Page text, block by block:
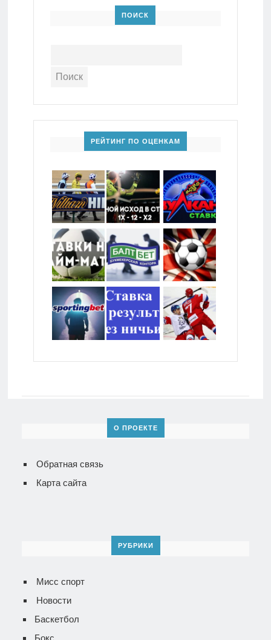
ПОИСК
РЕЙТИНГ ПО ОЦЕНКАМ
О ПРОЕКТЕ
Обратная связь
Карта сайта
РУБРИКИ
Мисс спорт
Новости
Баскетбол
Бокс